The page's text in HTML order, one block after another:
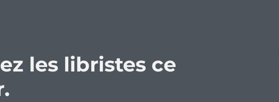
les libristes ce